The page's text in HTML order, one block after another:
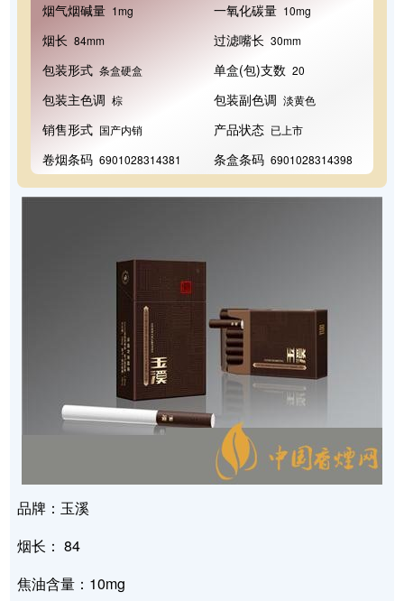
烟气烟碱量 1mg 一氧化碳量 10mg
烟长 84mm 过滤嘴长 30mm
包装形式 条盒硬盒 单盒(包)支数 20
包装主色调 棕 包装副色调 淡黄色
销售形式 国产内销 产品状态 已上市
卷烟条码 6901028314381 条盒条码 6901028314398
品牌：玉溪
烟长： 84
焦油含量：10mg